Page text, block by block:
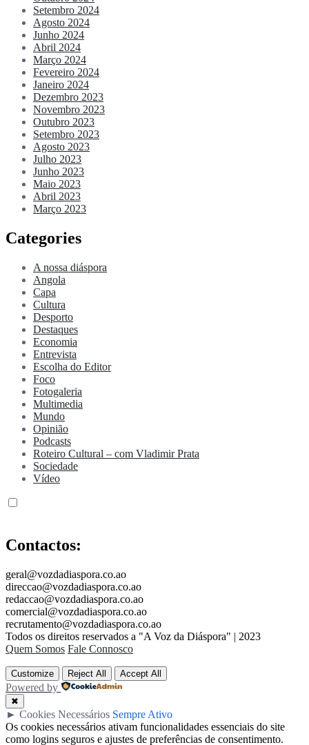
Setembro 2024
Agosto 2024
Junho 2024
Abril 2024
Março 2024
Fevereiro 2024
Janeiro 2024
Dezembro 2023
Novembro 2023
Outubro 2023
Setembro 2023
Agosto 2023
Julho 2023
Junho 2023
Maio 2023
Abril 2023
Março 2023
Categories
A nossa diáspora
Angola
Capa
Cultura
Desporto
Destaques
Economia
Entrevista
Escolha do Editor
Foco
Fotogaleria
Multimedia
Mundo
Opinião
Podcasts
Roteiro Cultural – com Vladimir Prata
Sociedade
Vídeo
Contactos:
geral@vozdadiaspora.co.ao
direccao@vozdadiaspora.co.ao
redaccao@vozdadiaspora.co.ao
comercial@vozdadiaspora.co.ao
recrutamento@vozdadiaspora.co.ao
Todos os direitos reservados a "A Voz da Diáspora" | 2023
Quem Somos Fale Connosco
Customize Reject All Accept All
Powered by
✖
► Cookies Necessários Sempre Ativo
Os cookies necessários ativam funcionalidades essenciais do site
como logins seguros e ajustes de preferências de consentimento.